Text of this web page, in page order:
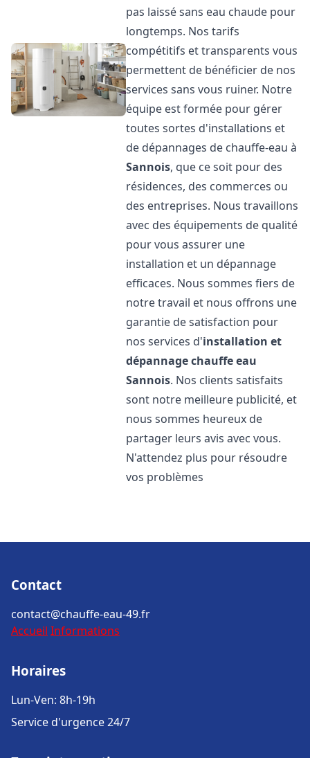
pas laissé sans eau chaude pour
longtemps. Nos tarifs
compétitifs et transparents vous
permettent de bénéficier de nos
services sans vous ruiner. Notre
équipe est formée pour gérer
toutes sortes d'installations et
de dépannages de chauffe-eau à
Sannois, que ce soit pour des
résidences, des commerces ou
des entreprises. Nous travaillons
avec des équipements de qualité
pour vous assurer une
installation et un dépannage
efficaces. Nous sommes fiers de
notre travail et nous offrons une
garantie de satisfaction pour
nos services d'installation et
dépannage chauffe eau
Sannois. Nos clients satisfaits
sont notre meilleure publicité, et
nous sommes heureux de
partager leurs avis avec vous.
N'attendez plus pour résoudre
vos problèmes
Contact
contact@chauffe-eau-49.fr
Accueil Informations
Horaires
Lun-Ven: 8h-19h
Service d'urgence 24/7